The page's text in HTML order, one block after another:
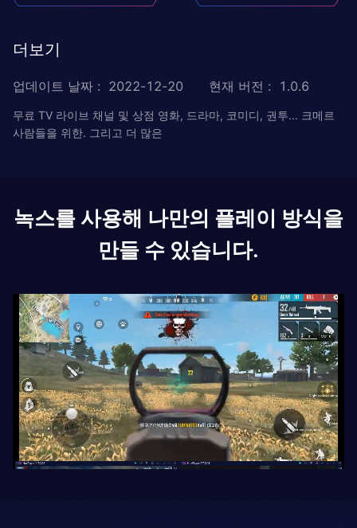
더보기
업데이트 날짜 : 2022-12-20 현재 버전 : 1.0.6
무료 TV 라이브 채널 및 상점 영화, 드라마, 코미디, 권투... 크메르
사람들을 위한. 그리고 더 많은
녹스를 사용해 나만의 플레이 방식을
만들 수 있습니다.